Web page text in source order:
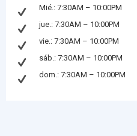
Mié.: 7:30AM – 10:00PM
jue.: 7:30AM – 10:00PM
vie.: 7:30AM – 10:00PM
sáb.: 7:30AM – 10:00PM
dom.: 7:30AM – 10:00PM